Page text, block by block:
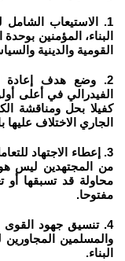
1. الاستيعاب الشامل
البناء، المؤمنين
القومية والدينية
2. وضع هدف إعادة
الفيدرالي في أعلى
كفيلا بحل ومناقشة
الجاري الاختلاف
3. إعطاء الاجتهاد
من المجتهدين ليس هو
محاولة قد تسبقها أو
مفتوحا.
4. تنسيق جهود القوى
والمسلمين المجاورين
البناء.